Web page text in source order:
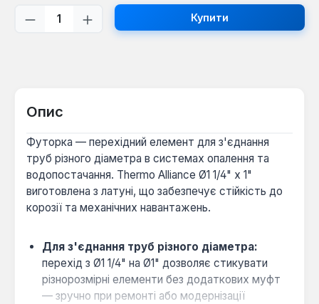
Кількість товару: Введіть потрібну
Купити
Опис
Футорка — перехідний елемент для з'єднання
труб різного діаметра в системах опалення та
водопостачання. Thermo Alliance Ø1 1/4" х 1"
виготовлена з латуні, що забезпечує стійкість до
корозії та механічних навантажень.
Для з'єднання труб різного діаметра:
перехід з Ø1 1/4" на Ø1" дозволяє стикувати
різнорозмірні елементи без додаткових муфт
— зручно при ремонті або модернізації